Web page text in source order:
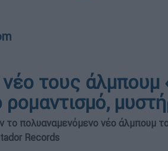
τους άλμπουμ
ρομαντισμό,
το πολυαναμενόμενο νέο άλμπουμ
Records